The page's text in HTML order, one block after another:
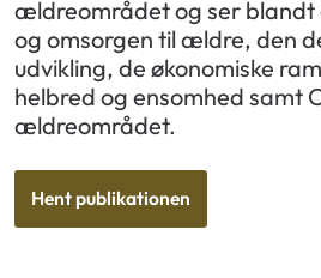
ældreområdet og ser
og omsorgen til ældre, den
udvikling, de økonomiske
helbred og ensomhed samt
ældreområdet.
Hent publikationen